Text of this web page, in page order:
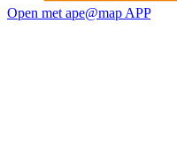
Open met ape@map APP